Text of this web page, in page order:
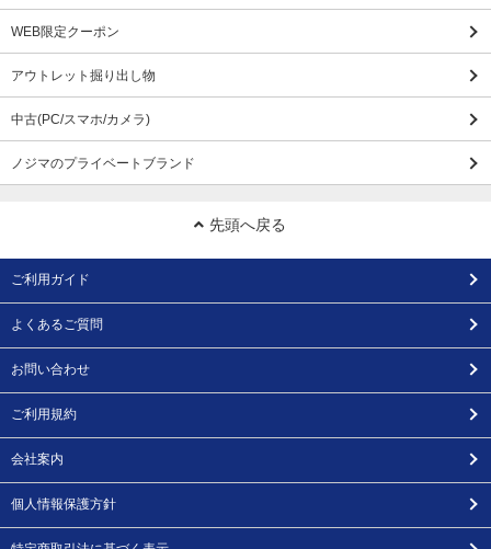
WEB限定クーポン
アウトレット掘り出し物
中古(PC/スマホ/カメラ)
ノジマのプライベートブランド
先頭へ戻る
ご利用ガイド
よくあるご質問
お問い合わせ
ご利用規約
会社案内
個人情報保護方針